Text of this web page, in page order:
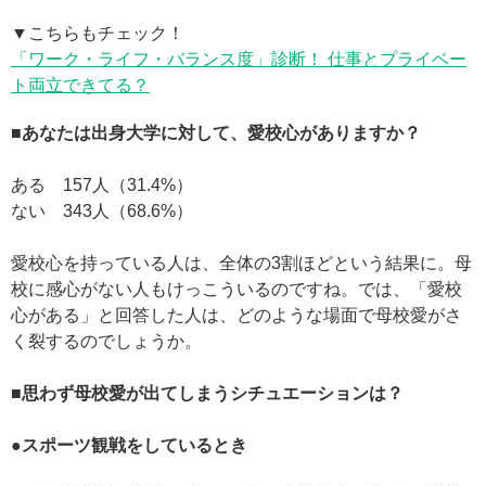
▼こちらもチェック！
「ワーク・ライフ・バランス度」診断！ 仕事とプライベー
ト両立できてる？
■あなたは出身大学に対して、愛校心がありますか？
ある 157人（31.4%）
ない 343人（68.6%）
愛校心を持っている人は、全体の3割ほどという結果に。母
校に感心がない人もけっこういるのですね。では、「愛校
心がある」と回答した人は、どのような場面で母校愛がさ
く裂するのでしょうか。
■思わず母校愛が出てしまうシチュエーションは？
●スポーツ観戦をしているとき